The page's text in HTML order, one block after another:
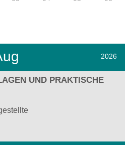
2026
UND PRAKTISCHE